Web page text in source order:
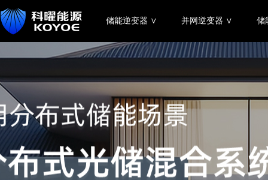
储能逆变器 ∨ 并网逆变器 ∨ 储